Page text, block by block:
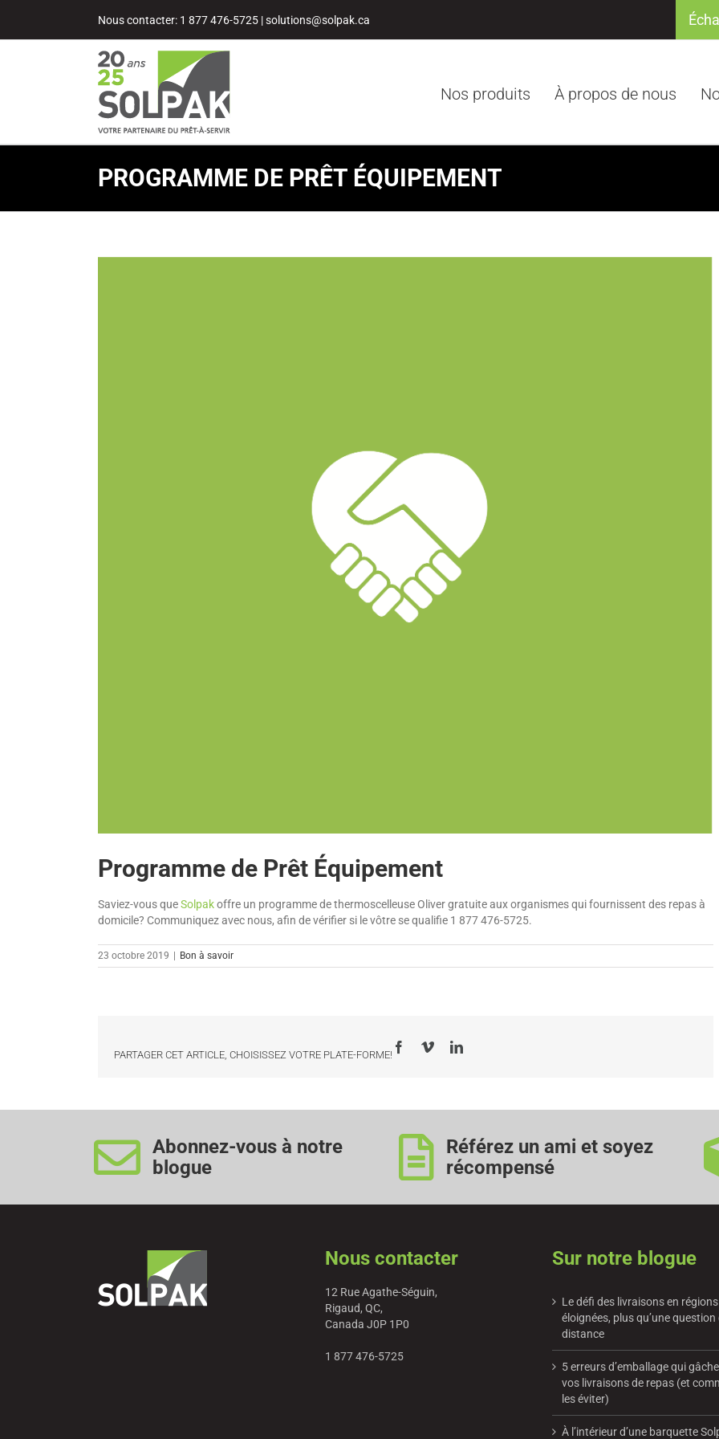
contenu
Nous contacter: 1 877 476-5725 |solutions@solpak.ca
Nos produits À propos de nous
PROGRAMME DE PRÊT ÉQUIPEMENT
Programme de Prêt Équipement
Saviez-vous queSolpakoffre un programme de thermoscelleuse Oliver gratuite aux organismes qui fournissent des repas à
domicile? Communiquez avec nous, afin de vérifier si le vôtre se qualifie 1 877 476-5725.
23 octobre 2019 Bon à savoir
PARTAGER CET ARTICLE, CHOISISSEZ VOTRE PLATE-FORME!
Facebook
VimeoLinkedIn
Abonnez-vous à notre
blogue
Référez un ami et soyez
récompensé
Nous contacter
12 Rue Agathe-Séguin,
Rigaud, QC,
Canada J0P 1P0
1 877 476-5725
Sur notre blogue
Le défi des livraisons en régions
éloignées, plus qu’une question
distance
5 erreurs d’emballage qui
vos livraisons de repas (et
les éviter)
À l’intérieur d’une barquette